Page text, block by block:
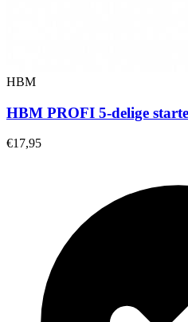
HBM
HBM PROFI 5-delige
€17,95